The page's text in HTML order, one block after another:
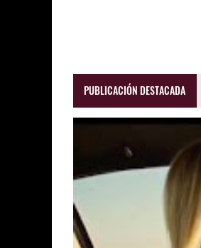
PUBLICACIÓN DESTACADA